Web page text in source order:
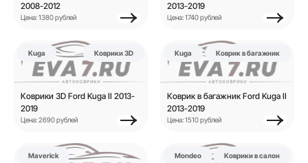
2008-2012
Цена: 1380 рублей
2013-2019
Цена: 1740 рублей
Kuga Коврики 3D
Коврики 3D Ford Kuga II 2013-
2019
Цена: 2690 рублей
Kuga Коврик в багажник
Коврик в багажник Ford Kuga II
2013-2019
Цена: 1510 рублей
Maverick Mondeo Коврики в салон